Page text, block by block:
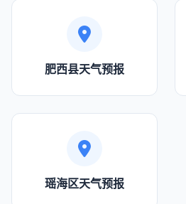
肥西县天气预报
瑶海区天气预报